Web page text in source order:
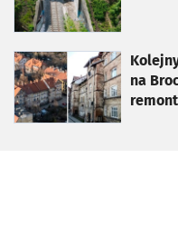
na
otworzy się w nowej